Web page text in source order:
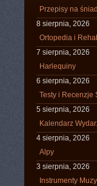
Przepisy na
8 sierpnia, 2026
Ortopedia i
7 sierpnia, 2026
Harlequiny
6 sierpnia, 2026
Testy i Recenzje
5 sierpnia, 2026
Kalendarz
4 sierpnia, 2026
Alpy
3 sierpnia, 2026
Instrumenty